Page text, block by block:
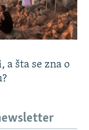
a šta se zna o